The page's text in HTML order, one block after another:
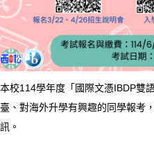
本校114學年度「國際文憑IBDP雙
臺、對海外升學有興趣的同學報考
訊。